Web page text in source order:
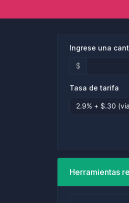
Ingrese una
$
Tasa de tarifa
Herramientas